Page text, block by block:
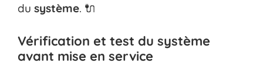
du système. 🔌
Vérification et test du système
avant mise en service